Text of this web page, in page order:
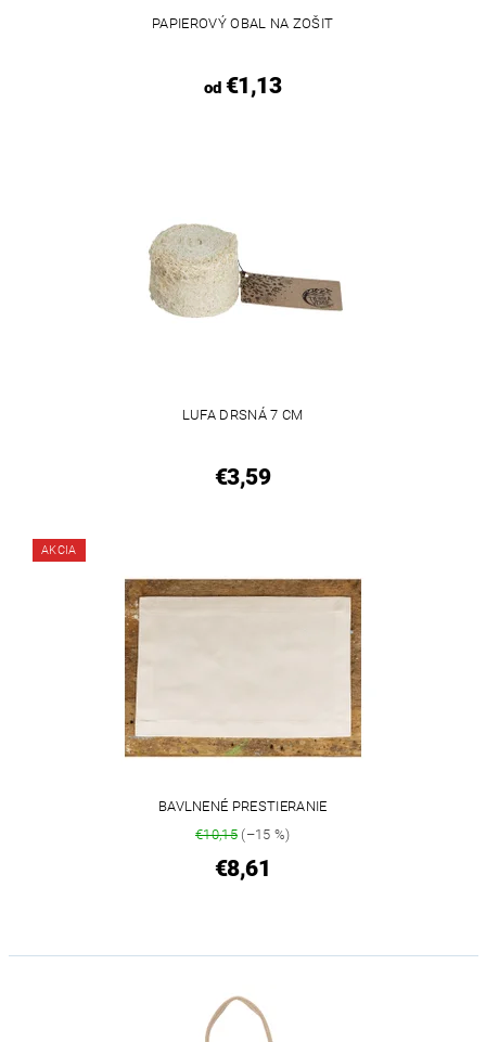
PAPIEROVÝ OBAL NA ZOŠIT
od€1,13
LUFA DRSNÁ 7 CM
€3,59
AKCIA
BAVLNENÉ PRESTIERANIE
€10,15(–15 %)
€8,61